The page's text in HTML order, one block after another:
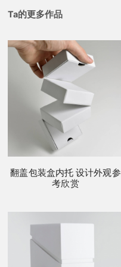
Ta的更多作品
翻盖包装盒内托 设计外观参
考欣赏